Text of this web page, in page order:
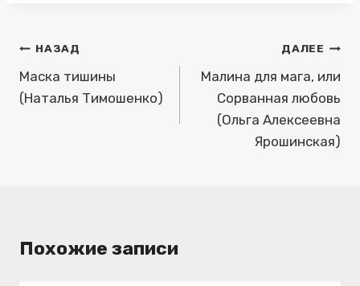
Навигация
по
записям
НАЗАД
Маска тишины
(Наталья Тимошенко)
ДАЛЕЕ
Малина для мага, или
Сорванная любовь
(Ольга Алексеевна
Ярошинская)
Похожие записи